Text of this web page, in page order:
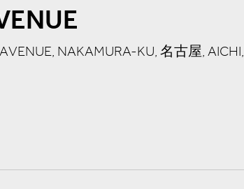
NAKAMURA-KU, 名古屋, AICHI,